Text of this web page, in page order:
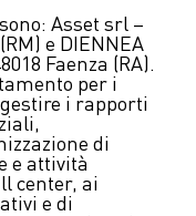
Asset srl –
e DIENNEA
Faenza (RA).
per i
i rapporti
di
e attività
center, ai
e di